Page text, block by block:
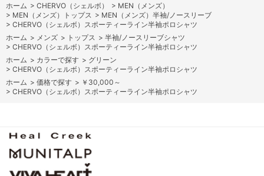
ホーム > CHERVO（シェルボ） > MEN（メンズ）
> MEN（メンズ）トップス > MEN（メンズ）半袖/ノースリーブ
> CHERVO（シェルボ）スポーティーライン半袖ポロシャツ
ホーム > メンズ > トップス > 半袖/ノースリーブシャツ
> CHERVO（シェルボ）スポーティーライン半袖ポロシャツ
ホーム > カラーで探す > グリーン
> CHERVO（シェルボ）スポーティーライン半袖ポロシャツ
ホーム > 価格で探す > ￥30,000～
> CHERVO（シェルボ）スポーティーライン半袖ポロシャツ